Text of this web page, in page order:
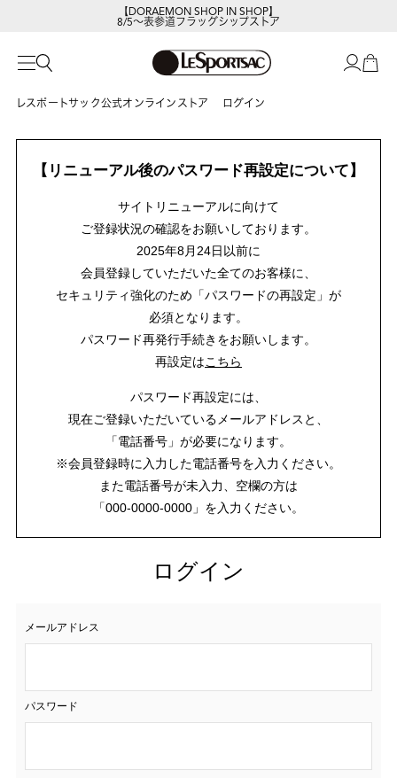
【DORAEMON SHOP IN SHOP】
8/5～表参道フラッグシップストア
レスポートサック公式オンラインストア ログイン
【リニューアル後のパスワード再設定について】
サイトリニューアルに向けて
ご登録状況の確認をお願いしております。
2025年8月24日以前に
会員登録していただいた全てのお客様に、
セキュリティ強化のため「パスワードの再設定」が
必須となります。
パスワード再発行手続きをお願いします。
再設定はこちら
パスワード再設定には、
現在ご登録いただいているメールアドレスと、
「電話番号」が必要になります。
※会員登録時に入力した電話番号を入力ください。
また電話番号が未入力、空欄の方は
「000-0000-0000」を入力ください。
ログイン
メールアドレス
パスワード